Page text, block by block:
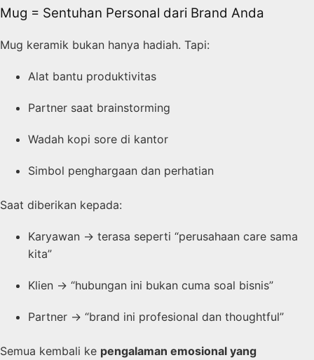
Mug = Sentuhan Personal dari Brand Anda
Mug keramik bukan hanya hadiah. Tapi:
Alat bantu produktivitas
Partner saat brainstorming
Wadah kopi sore di kantor
Simbol penghargaan dan perhatian
Saat diberikan kepada:
Karyawan → terasa seperti “perusahaan care sama
kita”
Klien → “hubungan ini bukan cuma soal bisnis”
Partner → “brand ini profesional dan thoughtful”
Semua kembali ke pengalaman emosional yang